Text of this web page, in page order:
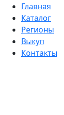
Главная
Каталог
Регионы
Выкуп
Контакты